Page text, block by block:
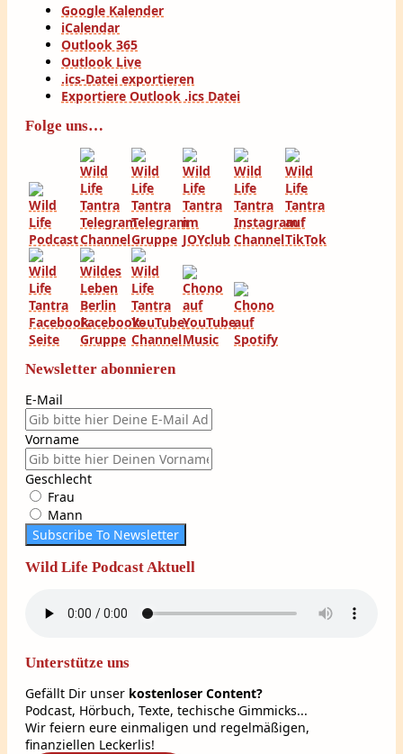
Google Kalender
iCalendar
Outlook 365
Outlook Live
.ics-Datei exportieren
Exportiere Outlook .ics Datei
Folge uns…
Newsletter abonnieren
E-Mail
Vorname
Geschlecht
Frau
Mann
Subscribe To Newsletter
Wild Life Podcast Aktuell
Unterstütze uns
Gefällt Dir unser kostenloser Content?
Podcast, Hörbuch, Texte, techische Gimmicks...
Wir feiern eure einmaligen und regelmäßigen,
finanziellen Leckerlis!